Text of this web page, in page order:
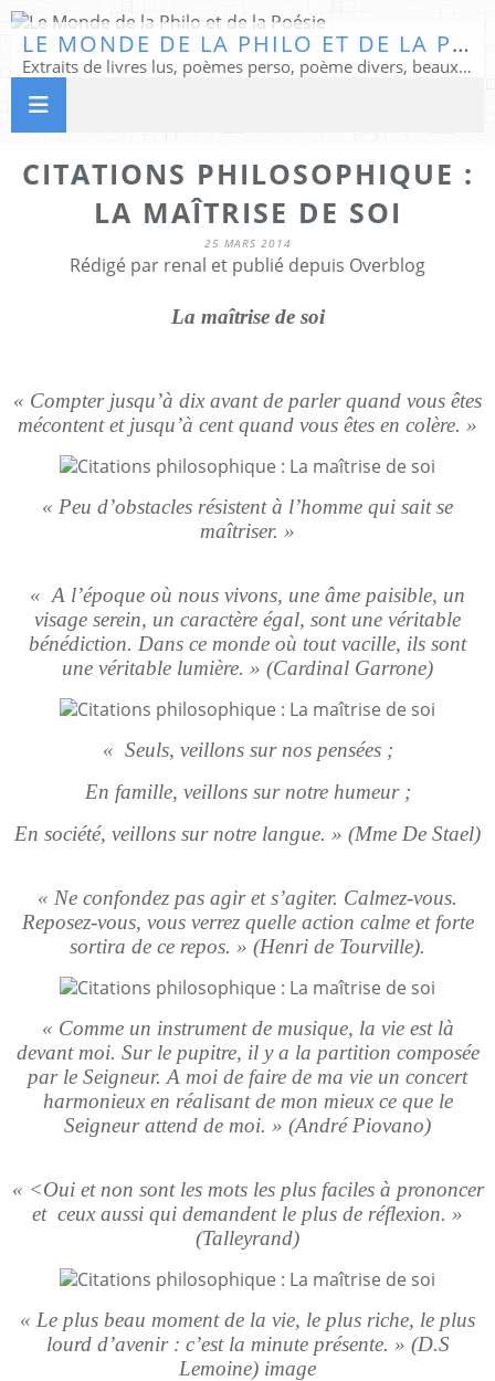
LE MONDE DE LA PHILO ET DE LA POÉSIE
Extraits de livres lus, poèmes perso, poème divers, beaux textes...
CITATIONS PHILOSOPHIQUE :
LA MAÎTRISE DE SOI
25 MARS 2014
Rédigé par renal et publié depuis Overblog
La maîtrise de soi
« Compter jusqu’à dix avant de parler quand vous êtes
mécontent et jusqu’à cent quand vous êtes en colère. »
« Peu d’obstacles résistent à l’homme qui sait se
maîtriser. »
« A l’époque où nous vivons, une âme paisible, un
visage serein, un caractère égal, sont une véritable
bénédiction. Dans ce monde où tout vacille, ils sont
une véritable lumière. » (Cardinal Garrone)
« Seuls, veillons sur nos pensées ;
En famille, veillons sur notre humeur ;
En société, veillons sur notre langue. » (Mme De Stael)
« Ne confondez pas agir et s’agiter. Calmez-vous.
Reposez-vous, vous verrez quelle action calme et forte
sortira de ce repos. » (Henri de Tourville).
« Comme un instrument de musique, la vie est là
devant moi. Sur le pupitre, il y a la partition composée
par le Seigneur. A moi de faire de ma vie un concert
harmonieux en réalisant de mon mieux ce que le
Seigneur attend de moi. » (André Piovano)
« <Oui et non sont les mots les plus faciles à prononcer
et ceux aussi qui demandent le plus de réflexion. »
(Talleyrand)
« Le plus beau moment de la vie, le plus riche, le plus
lourd d’avenir : c’est la minute présente. » (D.S
Lemoine) image